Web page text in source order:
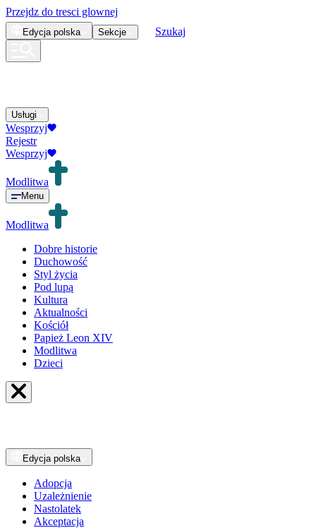
Przejdz do tresci glownej
Edycja polska Sekcje Szukaj
Usługi
Wesprzyj
Rejestr
Wesprzyj
Modlitwa
Menu
Modlitwa
Dobre historie
Duchowość
Styl życia
Pod lupą
Kultura
Aktualności
Kościół
Papież Leon XIV
Modlitwa
Dzieci
Edycja polska
Adopcja
Uzależnienie
Nastolatek
Akceptacja